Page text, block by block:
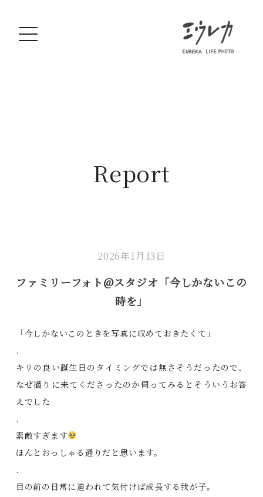
Report
2026年1月13日
ファミリーフォト@スタジオ「今しかないこの
時を」
「今しかないこのときを写真に収めておきたくて」
.
キリの良い誕生日のタイミングでは無さそうだったので、
なぜ撮りに来てくださったのか伺ってみるとそういうお答
えでした
.
素敵すぎます
ほんとおっしゃる通りだと思います。
.
目の前の日常に追われて気付けば成長する我が子。